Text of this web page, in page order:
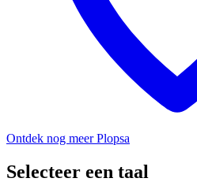
Ontdek nog meer Plopsa
Selecteer een taal